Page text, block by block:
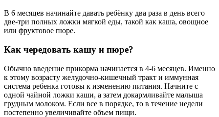
В 6 месяцев начинайте давать ребёнку два раза в день всего
две-три полных ложки мягкой еды, такой как каша, овощное
или фруктовое пюре.
Как чередовать кашу и пюре?
Обычно введение прикорма начинается в 4-6 месяцев. Именно
к этому возрасту желудочно-кишечный тракт и иммунная
система ребенка готовы к изменению питания. Начните с
одной чайной ложки каши, а затем докармливайте малыша
грудным молоком. Если все в порядке, то в течение недели
постепенно увеличивайте объем пищи.